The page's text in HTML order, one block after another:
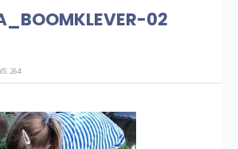
02
264